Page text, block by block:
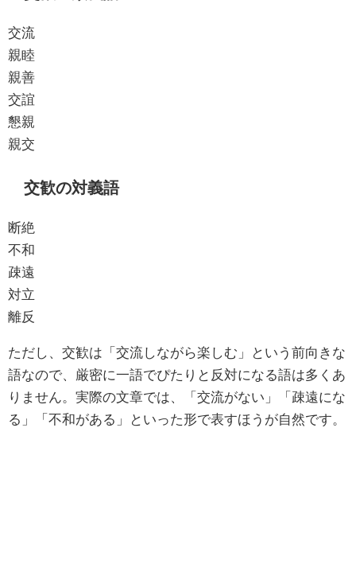
交流
親睦
親善
交誼
懇親
親交
交歓の対義語
断絶
不和
疎遠
対立
離反
ただし、交歓は「交流しながら楽しむ」という前向きな
語なので、厳密に一語でぴたりと反対になる語は多くあ
りません。実際の文章では、「交流がない」「疎遠にな
る」「不和がある」といった形で表すほうが自然です。